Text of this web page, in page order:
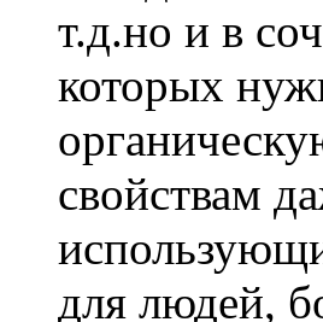
т.д.но и в
которых
свойствам
для людей,